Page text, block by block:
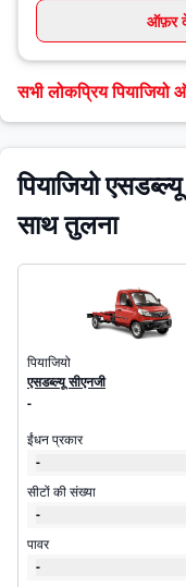
ऑफ़र
सभी लोकप्रिय पियाजियो
पियाजियो
साथ तुलना
पियाजियो
एसडब्ल्यू सीएनजी
-
ईंधन प्रकार
-
सीटों की संख्या
-
पावर
-